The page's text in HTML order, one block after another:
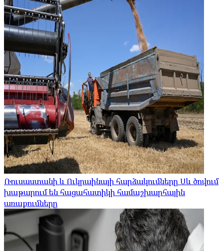
Ռուսաստանի և Ուկրաինայի հարձակումները Սև ծովում
խաթարում են հացահատիկի համաշխարհային
առաքումները